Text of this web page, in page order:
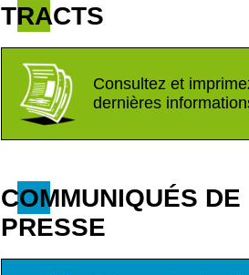
TRACTS
Consultez et
dernières
COMMUNIQUÉS DE
PRESSE